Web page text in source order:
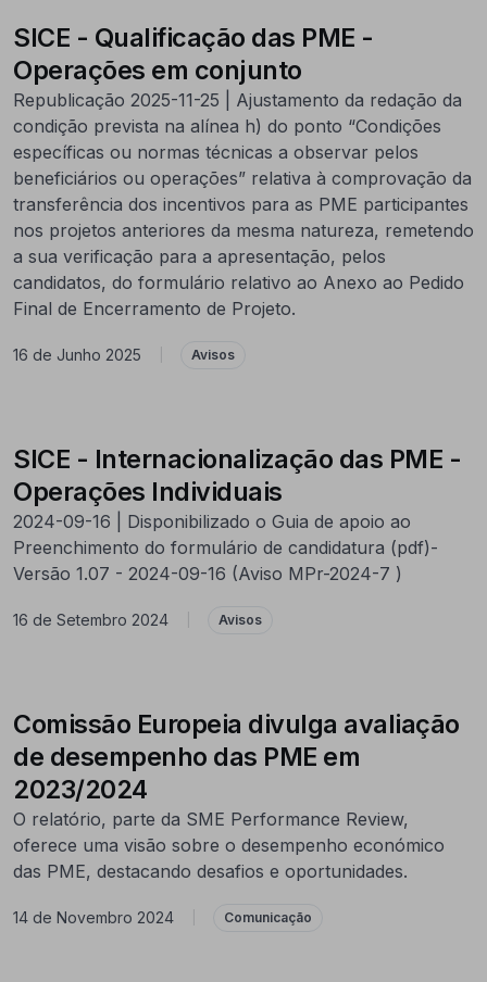
SICE - Qualificação das PME -
Operações em conjunto
Republicação 2025-11-25 | Ajustamento da redação da
condição prevista na alínea h) do ponto “Condições
específicas ou normas técnicas a observar pelos
beneficiários ou operações” relativa à comprovação da
transferência dos incentivos para as PME participantes
nos projetos anteriores da mesma natureza, remetendo
a sua verificação para a apresentação, pelos
candidatos, do formulário relativo ao Anexo ao Pedido
Final de Encerramento de Projeto.
16 de Junho 2025 Avisos
SICE - Internacionalização das PME -
Operações Individuais
2024-09-16 | Disponibilizado o Guia de apoio ao
Preenchimento do formulário de candidatura (pdf)-
Versão 1.07 - 2024-09-16 (Aviso MPr-2024-7 )
16 de Setembro 2024 Avisos
Comissão Europeia divulga avaliação
de desempenho das PME em
2023/2024
O relatório, parte da SME Performance Review,
oferece uma visão sobre o desempenho económico
das PME, destacando desafios e oportunidades.
14 de Novembro 2024 Comunicação